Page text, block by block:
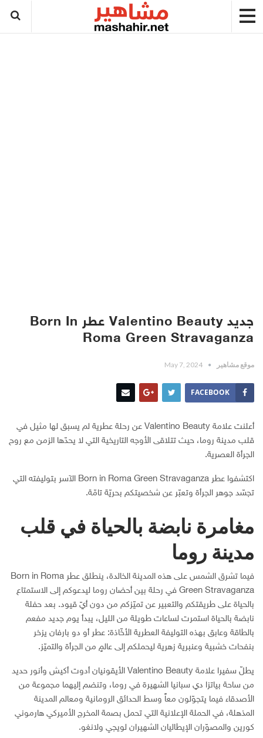
جديد Valentino Beauty عطر Born In
Roma Green Stravaganza
موقع مشاهير May 7, 2024
FACEBOOK
أعلنت علامة Valentino Beauty عن رحلة عطرية لم يسبق لها مثيل في
قلب مدينة روما، حيث تتلاقى الأوجه التاريخية التي لا يحدّها الزمن مع روح
الجرأة العصرية.
اكتشفوا عطر Born in Roma Green Stravaganza الآسر بتوليفته التي
تجسّد جوهر الجرأة وتعبّر عن شخصيتكم بحريّة تامّة.
مغامرة نابضة بالحياة في قلب
مدينة روما
فيما تشرق الشمس على هذه المدينة الخالدة، ينطلق عطر Born in Roma
Green Stravaganza في رحلة بين أحضان روما ليدعوكم إلى الاستمتاع
بالحياة على طريقتكم والتعبير عن تميّزكم من دون أيّ قيود. بعد حفلة
نابضة بالحياة استمرت لساعات طويلة من الليل، يبدأ يوم جديد مفعم
بالطاقة وعابق بهذه التوليفة العطرية الأخّاذة: عطر أو دو بارفان يزخر
بنفحات خشبية وعنبرية زهرية ليحملكم إلى عالمٍ من الجرأة والتميّز.
يطلّ سفيرا علامة Valentino Beauty الأيقونيان أدوت أكيش وأنور حديد
من ساحة بياتزا دي سبانيا الشهيرة في روما، وتنضم إليهما مجموعة من
الأصدقاء فيما يتجوّلون معاً وسط الحدائق الرومانية ومعالم المدينة
المذهلة، في الحملة الإعلانية التي تحمل بصمة المخرج الأميركي هارموني
كورين والمصوّران الإيطاليان الشهيران لويجي ولانغو.